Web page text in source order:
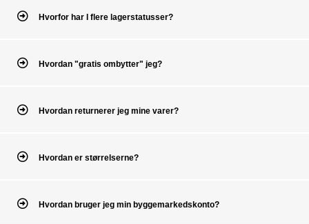
Hvorfor har I flere lagerstatusser?
Hvordan "gratis ombytter" jeg?
Hvordan returnerer jeg mine varer?
Hvordan er størrelserne?
Hvordan bruger jeg min byggemarkedskonto?